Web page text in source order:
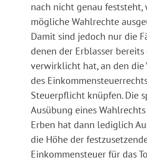
nach nicht genau feststeht,
mögliche Wahlrechte
Damit sind jedoch nur die
denen der Erblasser
verwirklicht hat, an den die
des
Steuerpflicht knüpfen. Die
Ausübung eines
Erben hat dann lediglich
die Höhe der
Einkommensteuer für das